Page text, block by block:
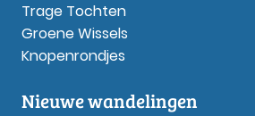
Trage Tochten
Groene Wissels
Knopenrondjes
Nieuwe wandelingen